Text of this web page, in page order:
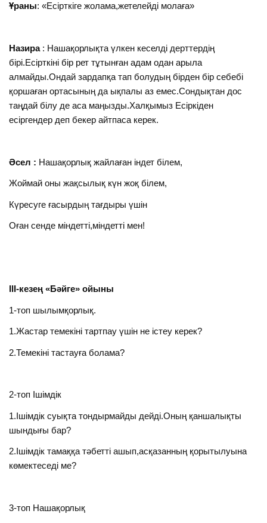
Ұраны: «Есірткіге жолама,жетелейді молаға»
Назира: Нашақорлықта үлкен кеселді дерттердің
бірі.Есірткіні бір рет тұтынған адам одан арыла
алмайды.Ондай зардапқа тап болудың бірден бір себебі
қоршаған ортасының да ықпалы аз емес.Сондықтан дос
таңдай білу де аса маңызды.Халқымыз Есіркіден
есіргендер деп бекер айтпаса керек.
Әсел : Нашақорлық жайлаған індет білем,
Жоймай оны жақсылық күн жоқ білем,
Күресуге ғасырдың тағдыры үшін
Оған сенде міндетті,міндетті мен!
III-кезең «Бәйге» ойыны
1-топ шылымқорлық.
1.Жастар темекіні тартпау үшін не істеу керек?
2.Темекіні тастауға болама?
2-топ Ішімдік
1.Ішімдік суықта тондырмайды дейді.Оның қаншалықты
шындығы бар?
2.Ішімдік тамаққа тәбетті ашып,асқазанның қорытылуына
көмектеседі ме?
3-топ Нашақорлық